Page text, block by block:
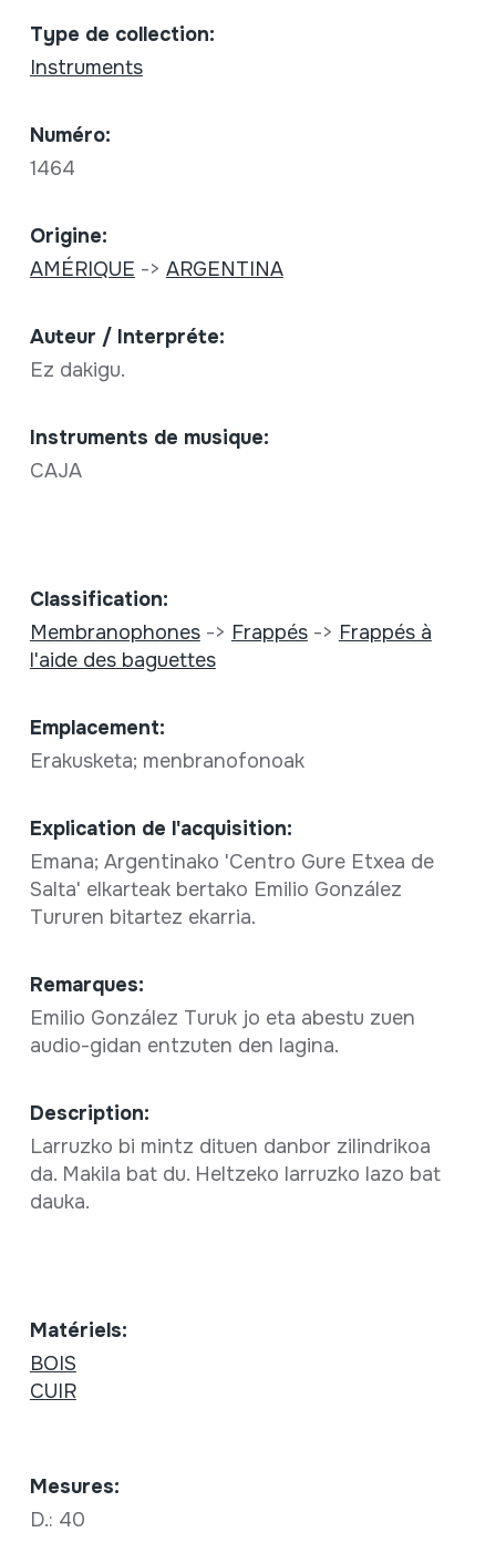
Type de collection:
Instruments
Numéro:
1464
Origine:
AMÉRIQUE -> ARGENTINA
Auteur / Interpréte:
Ez dakigu.
Instruments de musique:
CAJA
Classification:
Membranophones-> Frappés-> Frappés à
l'aide des baguettes
Emplacement:
Erakusketa; menbranofonoak
Explication de l'acquisition:
Emana; Argentinako 'Centro Gure Etxea de
Salta' elkarteak bertako Emilio González
Tururen bitartez ekarria.
Remarques:
Emilio González Turuk jo eta abestu zuen
audio-gidan entzuten den lagina.
Description:
Larruzko bi mintz dituen danbor zilindrikoa
da. Makila bat du. Heltzeko larruzko lazo bat
dauka.
Matériels:
BOIS
CUIR
Mesures:
D.: 40